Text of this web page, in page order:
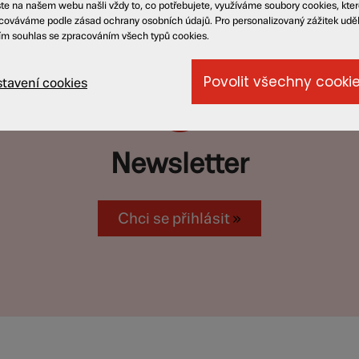
na našem webu našli vždy to, co potřebujete, využíváme soubory cookies,
podle zásad ochrany osobních údajů. Pro personalizovaný zážitek
souhlas se zpracováním všech typů cookies.
cookies
Newsletter
Chci se přihlásit»